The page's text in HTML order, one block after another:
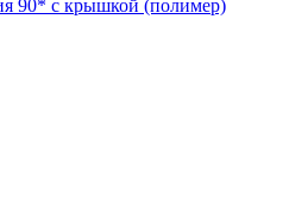
90* с крышкой (полимер)